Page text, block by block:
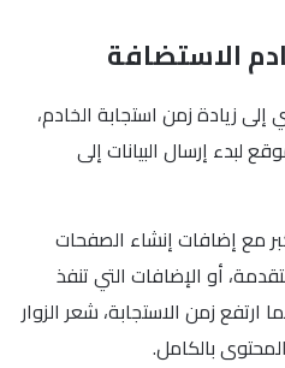
الاستضافة
زيادة زمن استجابة الخادم،
لبدء إرسال البيانات إلى
مع إضافات إنشاء الصفحات
أو الإضافات التي تنفذ
زمن الاستجابة، شعر الزوار
بالكامل.